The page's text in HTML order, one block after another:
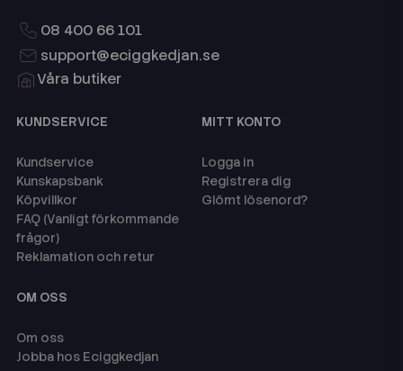
08 400 66 101
support@eciggkedjan.se
Våra butiker
KUNDSERVICE
Kundservice
Kunskapsbank
Köpvillkor
FAQ (Vanligt förkommande
frågor)
Reklamation och retur
MITT KONTO
Logga in
Registrera dig
Glömt lösenord?
OM OSS
Om oss
Jobba hos Eciggkedjan